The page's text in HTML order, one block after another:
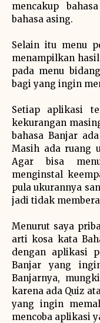
mencakup
bahasa asing.
Selain itu menu
menampilkan
pada menu
bagi yang ingin
Setiap aplikasi
kekurangan
bahasa Banjar
Masih ada ruang
Agar bisa
menginstal
pula ukurannya
jadi tidak
Menurut saya
arti kosa kata
dengan aplikasi
Banjar yang
Banjarnya,
karena ada Quiz
yang ingin
mencoba aplikasi